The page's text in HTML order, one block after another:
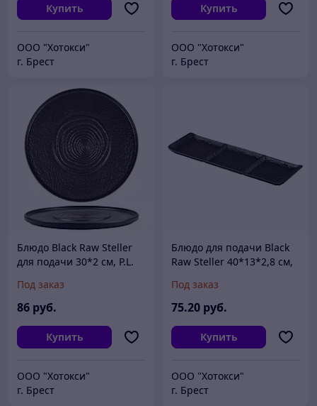
Купить
ООО "Хотокси"
г. Брест
Купить
ООО "Хотокси"
г. Брест
Блюдо Black Raw Steller
для подачи 30*2 см, P.L.
Под заказ
86 руб.
Купить
ООО "Хотокси"
г. Брест
Блюдо для подачи Black
Raw Steller 40*13*2,8 см,
Под заказ
75.20 руб.
Купить
ООО "Хотокси"
г. Брест